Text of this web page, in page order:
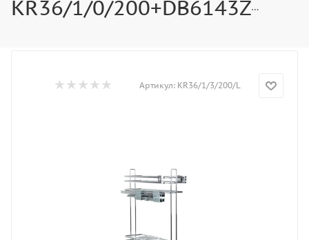
KR36/1/0/200+DB6143Zn/L450)
Артикул: KR36/1/3/200/L